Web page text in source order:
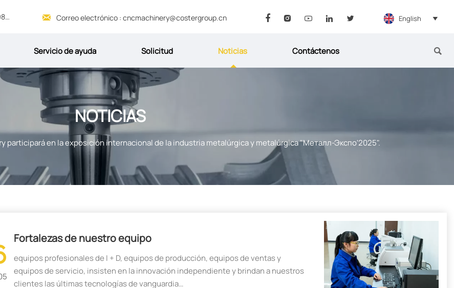
Servicio 24/7 : +86 13969069845  Correo electrónico : cncmachinery@costergroup.cn      English 
Servicio de ayuda Solicitud Noticias Contáctenos 
NOTICIAS
participará en la exposición internacional de la industria metalúrgica y metalúrgica "Металл-Экспо'2025".
Fortalezas de nuestro equipo
equipos profesionales de I + D, equipos de producción, equipos de ventas y
equipos de servicio, insisten en la innovación independiente y brindan a nuestros
clientes las últimas tecnologías de vanguardia